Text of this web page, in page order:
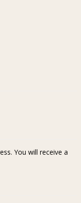
You will receive a